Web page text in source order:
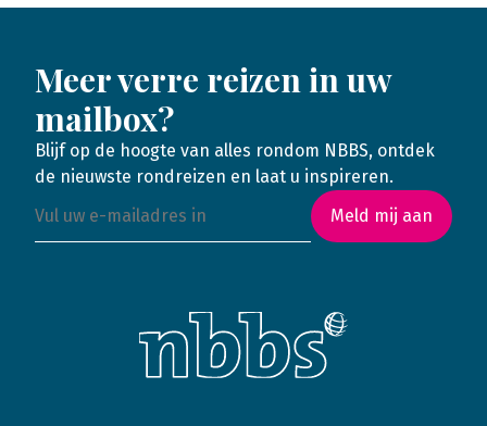
Meer verre reizen in uw
mailbox?
Blijf op de hoogte van alles rondom NBBS, ontdek
de nieuwste rondreizen en laat u inspireren.
Meld mij aan